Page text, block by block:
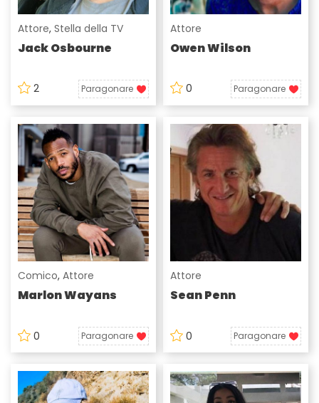
Attore, Stella della TV
Jack Osbourne
2 Paragonare
Attore
Owen Wilson
0 Paragonare
Comico, Attore
Marlon Wayans
0 Paragonare
Attore
Sean Penn
0 Paragonare